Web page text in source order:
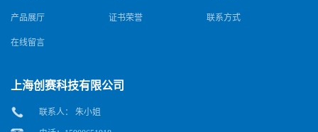
产品展厅 证书荣誉 联系方式
在线留言
上海创赛科技有限公司
联系人： 朱小姐